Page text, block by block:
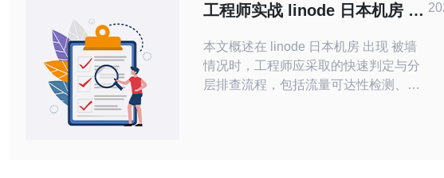
工程师实战 linode 日本机房 被
本文概述在 linode 日本机房 出现 被墙
情况时，工程师应采取的快速判定与分
层排查流程，包括流量可达性检测、路